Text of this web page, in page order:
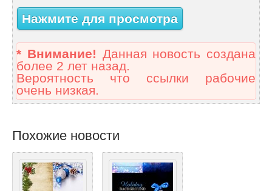
Нажмите для просмотра
* Внимание! Данная новость создана
более 2 лет назад.
Вероятность что ссылки рабочие
очень низкая.
Похожие новости